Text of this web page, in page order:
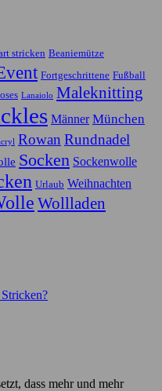
stricken Beaniemütze
Fortgeschrittene Fußball
Lanaiolo Maleknitting
Männer München
Rowan Rundnadel
Socken Sockenwolle
Urlaub Weihnachten
Wollladen
dass mehr und mehr